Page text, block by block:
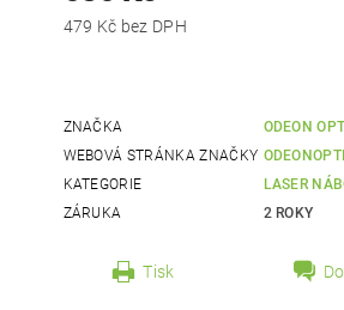
479 Kč bez DPH
ZNAČKA
ODEON
WEBOVÁ STRÁNKA ZNAČKY
KATEGORIE
LASER
ZÁRUKA
2 ROKY
Tisk